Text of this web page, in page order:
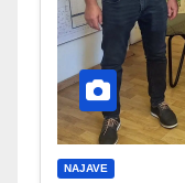
NAJAVE